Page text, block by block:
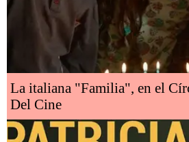
La italiana "Familia", en el
Del Cine